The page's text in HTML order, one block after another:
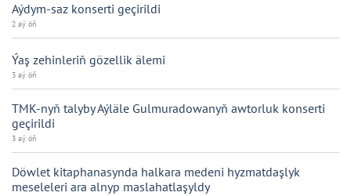
Aýdym-saz konserti geçirildi
2 aý öň
Ýaş zehinleriň gözellik älemi
3 aý öň
TMK-nyň talyby Aýläle Gulmuradowanyň awtorluk konserti
geçirildi
3 aý öň
Döwlet kitaphanasynda halkara medeni hyzmatdaşlyk
meseleleri ara alnyp maslahatlaşyldy